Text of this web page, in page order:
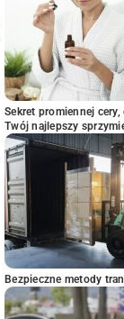
Sekret promiennej
Twój najlepszy
Bezpieczne metody